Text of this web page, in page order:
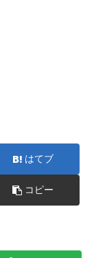
はてブ
コピー